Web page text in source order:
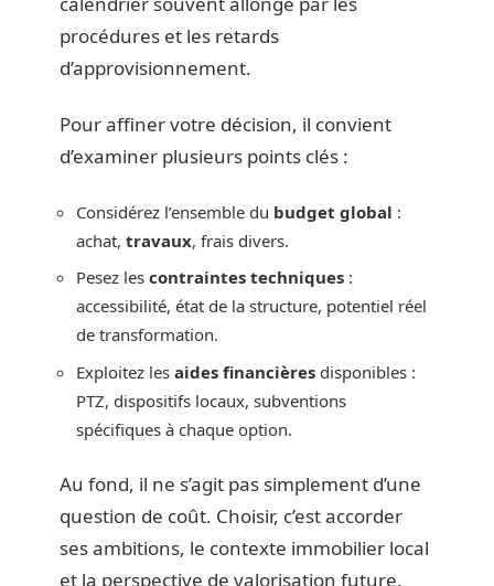
procédures et les retards
d’approvisionnement.
Pour affiner votre décision, il convient
d’examiner plusieurs points clés :
Considérez l’ensemble du budget global :
achat, travaux, frais divers.
Pesez les contraintes techniques :
accessibilité, état de la structure, potentiel réel
de transformation.
Exploitez les aides financières disponibles :
PTZ, dispositifs locaux, subventions
spécifiques à chaque option.
Au fond, il ne s’agit pas simplement d’une
question de coût. Choisir, c’est accorder
ses ambitions, le contexte immobilier local
et la perspective de valorisation future.